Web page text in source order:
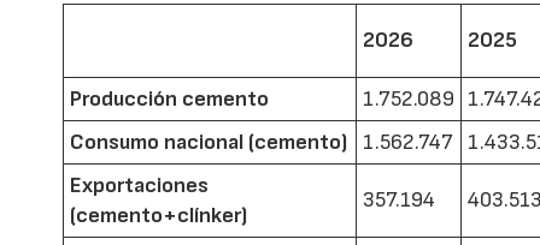
2026 2025
Producción cemento 1.752.089
Consumo nacional (cemento)
1.562.747
Exportaciones
(cemento+clínker)
357.194